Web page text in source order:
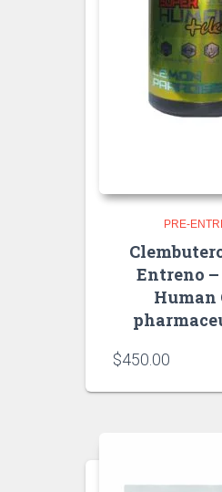
PRE-
Entreno –
Human
$450.00